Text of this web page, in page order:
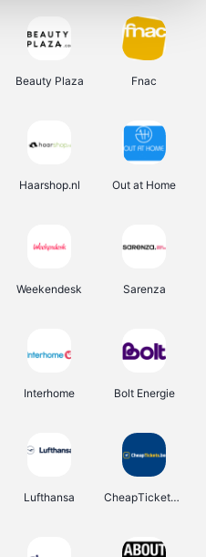
Beauty Plaza Fnac
Haarshop.nl Out at Home
Weekendesk Sarenza
Interhome Bolt Energie
Lufthansa CheapTickets.be